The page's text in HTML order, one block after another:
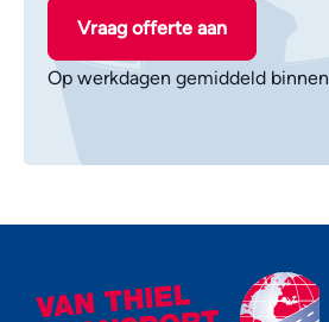
Vraag offerte aan
Op werkdagen gemiddeld binnen